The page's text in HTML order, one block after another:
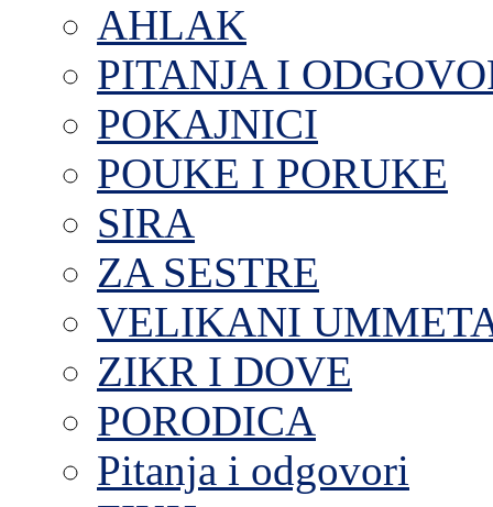
AHLAK
PITANJA I
POKAJNICI
POUKE I PORUKE
SIRA
ZA SESTRE
VELIKANI
ZIKR I DOVE
PORODICA
Pitanja i odgovori